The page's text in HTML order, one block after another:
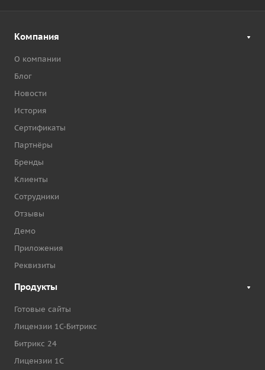
Компания
О компании
Блог
Новости
История
Сертификаты
Партнёры
Бренды
Клиенты
Сотрудники
Отзывы
Демо
Приложения
Реквизиты
Продукты
Готовые сайты
Лицензии 1С-Битрикс
Битрикс 24
Лицензии 1С